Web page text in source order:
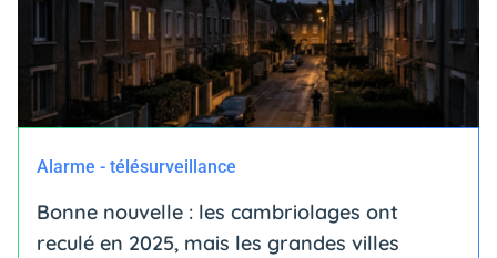
Alarme - télésurveillance
Bonne nouvelle : les cambriolages ont
reculé en 2025, mais les grandes villes